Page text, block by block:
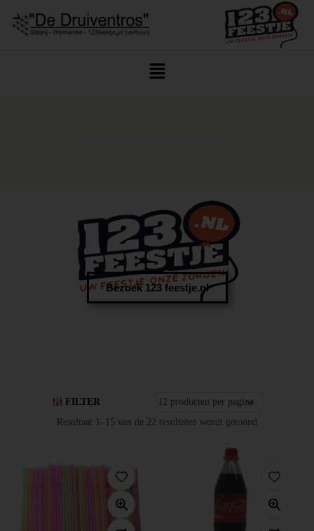
Bezoek 123 feestje.nl
FILTER
Resultaat 1–15 van de 22 resultaten wordt getoond